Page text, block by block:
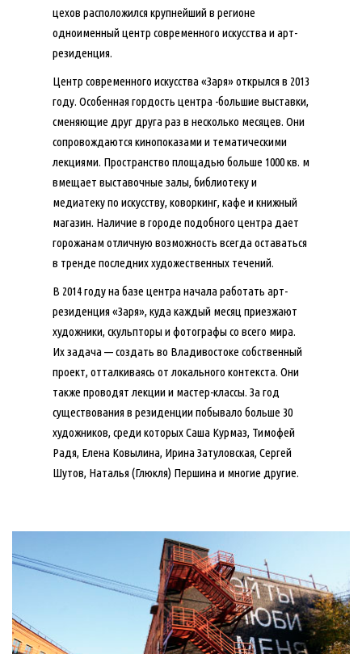
цехов расположился крупнейший в регионе
одноименный центр современного искусства и арт-
резиденция.
Центр современного искусства «Заря» открылся в 2013
году. Особенная гордость центра -большие выставки,
сменяющие друг друга раз в несколько месяцев. Они
сопровождаются кинопоказами и тематическими
лекциями. Пространство площадью больше 1000 кв. м
вмещает выставочные залы, библиотеку и
медиатеку по искусству, коворкинг, кафе и книжный
магазин. Наличие в городе подобного центра дает
горожанам отличную возможность всегда оставаться
в тренде последних художественных течений.
В 2014 году на базе центра начала работать арт-
резиденция «Заря», куда каждый месяц приезжают
художники, скульпторы и фотографы со всего мира.
Их задача — создать во Владивостоке собственный
проект, отталкиваясь от локального контекста. Они
также проводят лекции и мастер-классы. За год
существования в резиденции побывало больше 30
художников, среди которых Саша Курмаз, Тимофей
Радя, Елена Ковылина, Ирина Затуловская, Сергей
Шутов, Наталья (Глюкля) Першина и многие другие.